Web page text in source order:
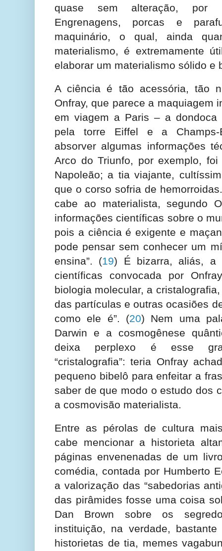
quase sem alteração, por
Engrenagens, porcas e
maquinário, o qual, ainda
materialismo, é extremamente
elaborar um materialismo sólido e
A ciência é tão acessória, tão
Onfray, que parece a maquiagem
em viagem a Paris – a dondoca
pela torre Eiffel e a Champs-
absorver algumas informações
Arco do Triunfo, por exemplo,
Napoleão; a tia viajante,
que o corso sofria de
cabe ao materialista, segundo
informações científicas sobre o
pois a ciência é exigente e
pode pensar sem conhecer um
ensina”. (19) É bizarra, aliás, a
científicas convocada por
biologia molecular, a
das partículas e outras ocasiões
como ele é”. (20) Nem uma
Darwin e a cosmogênese
deixa perplexo é esse
“cristalografia”: teria Onfray
pequeno bibelô para enfeitar a
saber de que modo o estudo dos
a cosmovisão materialista.
Entre as pérolas de cultura
cabe mencionar a historieta
páginas envenenadas de um
comédia, contada por Humberto
a valorização das “sabedorias
das pirâmides fosse uma coisa
Dan Brown sobre os
instituição, na verdade,
historietas de tia, memes